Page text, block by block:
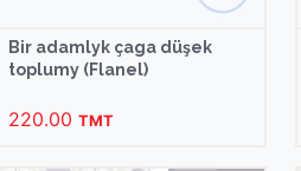
Bir adamlyk çaga düşek
toplumy (Flanel)
220.00TMT